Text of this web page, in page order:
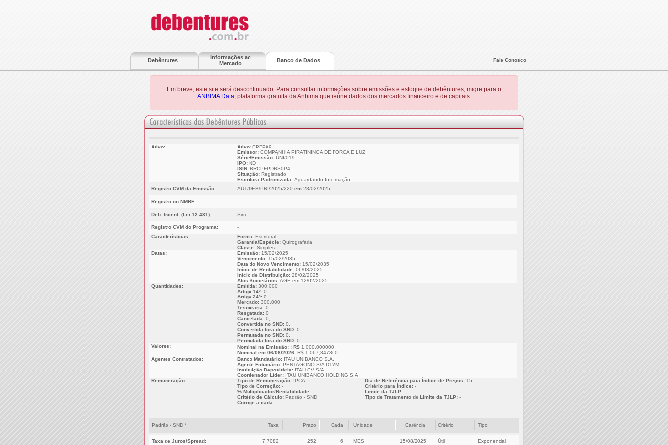
Fale Conosco
Debêntures
Informações ao
Mercado
Banco de Dados
Em breve, este site será descontinuado. Para consultar informações sobre emissões e estoque de debêntures, migre para o
ANBIMA Data, plataforma gratuita da Anbima que reúne dados dos mercados financeiro e de capitais.
Ativo: Ativo:CPFPA9
Emissor:COMPANHIA PIRATININGA DE FORCA E LUZ
Série/Emissão:ÚNI/019
IPO: ND
ISIN:BRCPFPDBS0P4
Situação:Registrado
Escritura Padronizada: Aguardando Informação
Registro CVM da Emissão:
AUT/DEB/PRI/2025/220 em28/02/2025
Registro no NMRF: -
Deb. Incent. (Lei 12.431): Sim
Registro CVM do Programa:
-
Características:
Forma:Escritural
Garantia/Espécie:Quirografária
Classe:Simples
Datas:
Emissão:15/02/2025
Vencimento: 15/02/2035
Data do Novo Vencimento:15/02/2035
Início de Rentabilidade:06/03/2025
Início de Distribuição:28/02/2025
Atos Societários:AGE em 12/02/2025
Quantidades:
Emitida:300.000
Artigo 14º:0
Artigo 24º:0
Mercado:300.000
Tesouraria:0
Resgatada:0
Cancelada:0,
Convertida no SND:0,
Convertida fora do SND:0
Permutada no SND:0,
Permutada fora do SND:0
Valores:
Nominal na Emissão: : R$ 1.000,000000
Nominal em 06/08/2026:R$ 1.067,847860
Agentes Contratados:
Banco Mandatário:ITAU UNIBANCO S.A.
Agente Fiduciário:PENTAGONO S/A DTVM
Instituição Depositária:ITAU CV S/A
Coordenador Líder:ITAU UNIBANCO HOLDING S.A
Remuneração:
Tipo de Remuneração:IPCA
Tipo de Correção:-
% Multiplicador/Rentabilidade:-
Critério de Cálculo:Padrão - SND
Corrige a cada:-
Dia de Referência para Índice de Preços:15
Critério para Índice:-
Limite da TJLP:-
Tipo de Tratamento do Limite da TJLP:-
Padrão - SND * Taxa Prazo Cada Unidade Carência Critério Tipo
Taxa de Juros/Spread: 7,7082 252 6 MES 15/08/2025 Útil Exponencial